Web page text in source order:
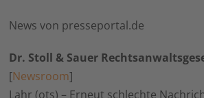
News von presseportal.de
Dr. Stoll & Sauer
[Newsroom]
Lahr (ots) – Erneut schlechte